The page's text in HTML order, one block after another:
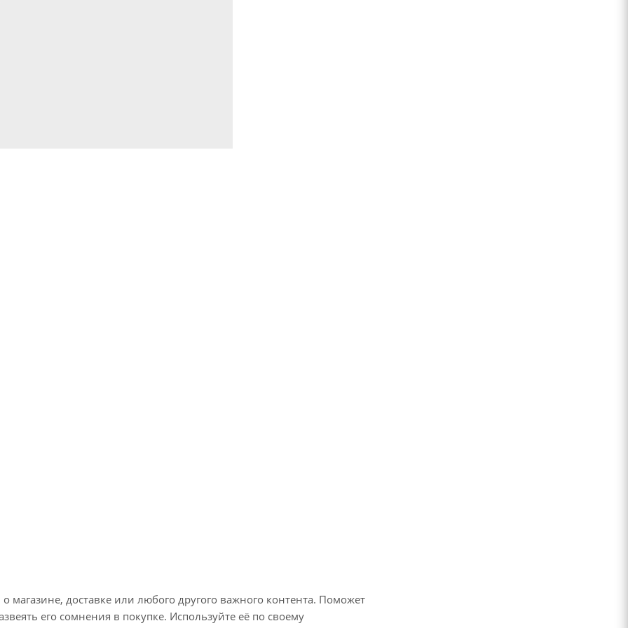
доставке или любого другого важного контента. Поможет
его сомнения в покупке. Используйте её по своему